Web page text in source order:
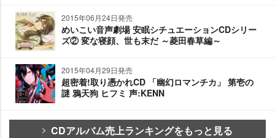
2015年06月24日発売
めいこい音声劇場 安眠シチュエーションCDシリー
ズ② 変な寝顔、世も末だ ～菱田春草編～
2015年04月29日発売
超密着!取り憑かれCD 「幽幻ロマンチカ」 第壱の
謎 鴉天狗 ヒフミ 声:KENN
CDアルバム売上ランキングをもっと見る